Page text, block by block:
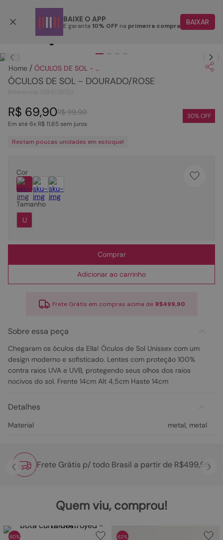
BAIXE O APP
E garanta 10% OFF na primeira compra BAIXAR
ÓCULOS DE SOL - DOURADO/ROSE
ÓCULOS DE SOL - DOURADO/ROSE
R$ 99,90
R$ 69,90
Em até6x R$11,65sem juros
30% OFF
Restam poucas unidades em estoque!
Cor
Tamanho
U
Comprar
Adicionar ao carrinho
Frete Grátis em compras acima de R$499,90
Sobre essa peça
Chegaram os óculos da Ella! Óculos de Sol Unissex com um
design moderno e sofisticado. Lentes com proteção 100%
contra raios UVA e UVB, protegendo seus olhos dos raios
nocivos do sol. Frente 14cm Alt 4,5cm Haste 14cm
Detalhes
Material metal, metal
Frete Grátis p/ todo Brasil a partir de R$499,90
Quem viu, comprou!
60% 62%
1º
2º
rasteira
4º
sandalia
5º
bota
6º
tamanco
sapatilha
couro
10º rasteirinhas